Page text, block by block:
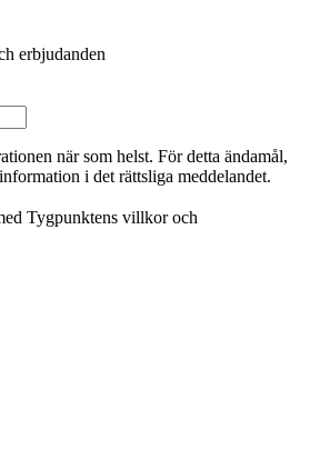
erbjudanden
när som helst. För detta ändamål,
i det rättsliga meddelandet.
Tygpunktens villkor och